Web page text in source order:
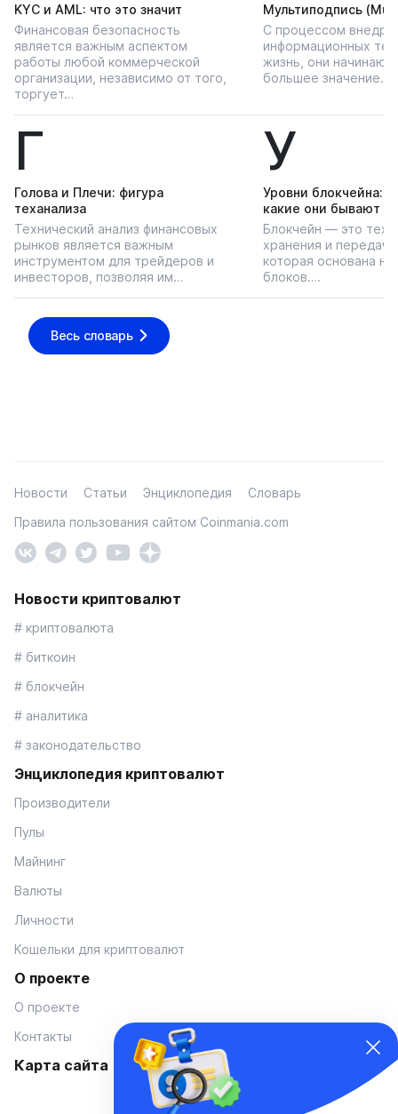
KYС и AML: что это значит
Финансовая безопасность
является важным аспектом
работы любой коммерческой
организации, независимо от того,
торгует…
Мультиподпись
С процессом
информационных
жизнь, они начинают
большее значение…
Г
Голова и Плечи: фигура
теханализа
Технический анализ финансовых
рынков является важным
инструментом для трейдеров и
инвесторов, позволяя им…
У
Уровни блокчейна:
какие они бывают
Блокчейн — это
хранения и
которая основана
блоков….
Весь словарь
Новости Статьи Энциклопедия
Словарь
Правила пользования сайтом Coinmania.com
Новости криптовалют
# криптовалюта
# биткоин
# блокчейн
# аналитика
# законодательство
Энциклопедия криптовалют
Производители
Пулы
Майнинг
Валюты
Личности
Кошельки для криптовалют
О проекте
О проекте
Контакты
Карта сайта